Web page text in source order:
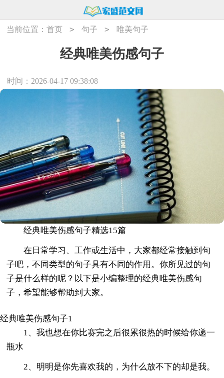
当前位置：首页 > 句子 > 唯美句子
经典唯美伤感句子
时间：2026-04-17 09:38:08
经典唯美伤感句子精选15篇
在日常学习、工作或生活中，大家都经常接触到句
子吧，不同类型的句子具有不同的作用。你所见过的句
子是什么样的呢？以下是小编整理的经典唯美伤感句
子，希望能够帮助到大家。
经典唯美伤感句子1
1、我也想在你比赛完之后很累很热的时候给你递一
瓶水
2、明明是你先喜欢我的，为什么放不下的却是我。